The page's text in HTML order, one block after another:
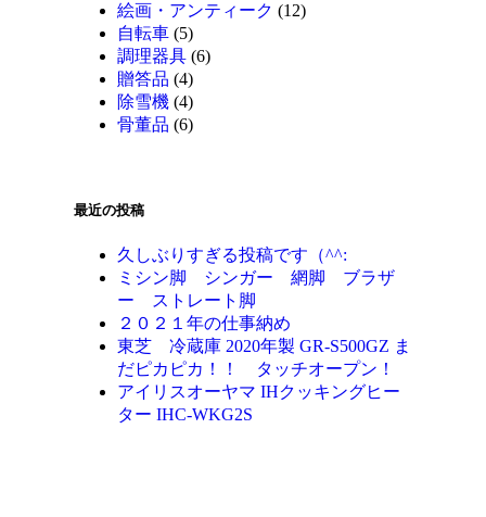
絵画・アンティーク (12)
自転車 (5)
調理器具 (6)
贈答品 (4)
除雪機 (4)
骨董品 (6)
最近の投稿
久しぶりすぎる投稿です（^^:
ミシン脚 シンガー 網脚 ブラザ
ー ストレート脚
２０２１年の仕事納め
東芝 冷蔵庫 2020年製 GR-S500GZ ま
だピカピカ！！ タッチオープン！
アイリスオーヤマ IHクッキングヒー
ター IHC-WKG2S